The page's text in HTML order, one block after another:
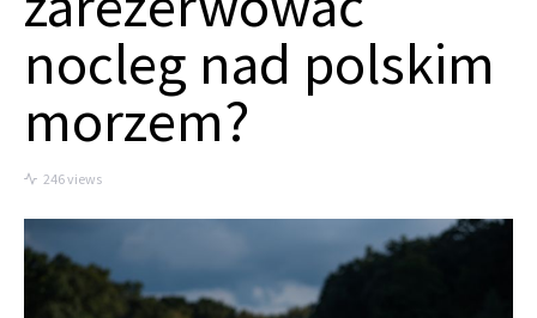
nocleg nad polskim
morzem?
246 views